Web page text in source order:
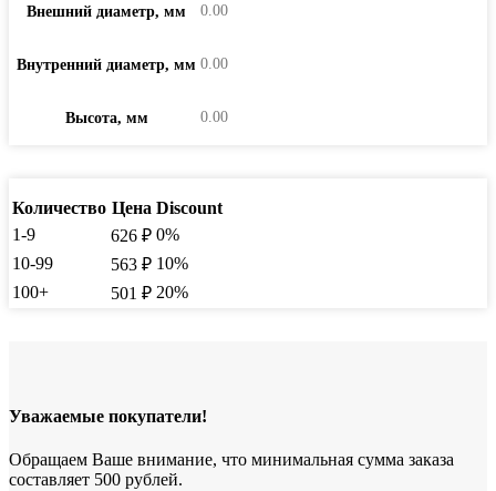
Внешний диаметр, мм 0.00
Внутренний диаметр, мм 0.00
Высота, мм 0.00
Количество Цена Discount
1-9
626 ₽ 0%
10-99
563 ₽ 10%
100+
501 ₽ 20%
Уважаемые покупатели!
Обращаем Ваше внимание, что минимальная сумма заказа
составляет 500 рублей.